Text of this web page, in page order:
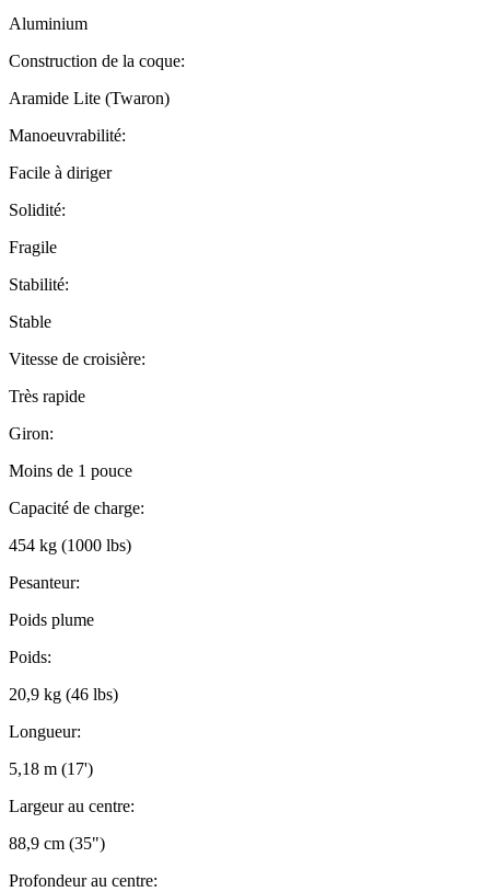
Aluminium
Construction de la coque:
Aramide Lite (Twaron)
Manoeuvrabilité:
Facile à diriger
Solidité:
Fragile
Stabilité:
Stable
Vitesse de croisière:
Très rapide
Giron:
Moins de 1 pouce
Capacité de charge:
454 kg (1000 lbs)
Pesanteur:
Poids plume
Poids:
20,9 kg (46 lbs)
Longueur:
5,18 m (17')
Largeur au centre:
88,9 cm (35")
Profondeur au centre: